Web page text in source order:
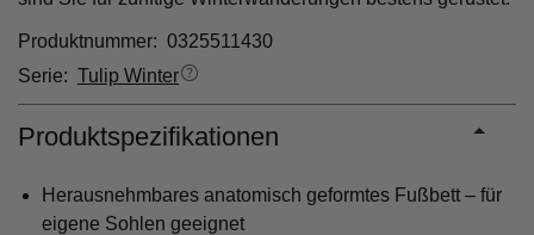
Produktnummer: 0325511430
Serie: Tulip Winter
Produktspezifikationen
Herausnehmbares anatomisch geformtes Fußbett – für
eigene Sohlen geeignet